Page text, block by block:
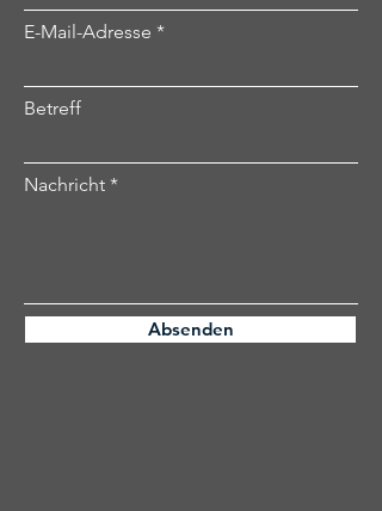
E-Mail-Adresse
Betreff
Nachricht
Absenden